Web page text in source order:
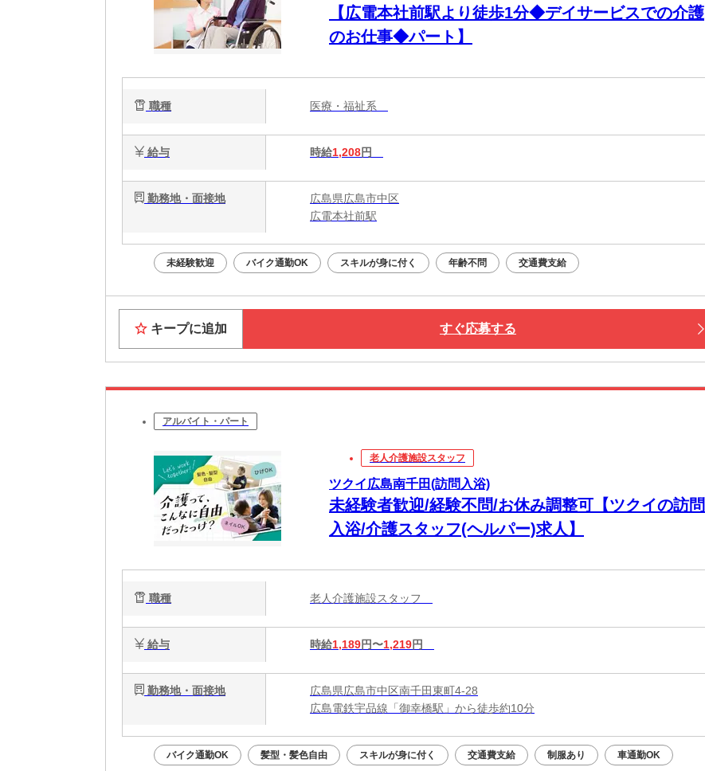
【広電本社前駅より徒歩1分◆デイサービスでの介護
のお仕事◆パート】
職種 医療・福祉系
給与 時給1,208円
勤務地・面接地
広島県広島市中区
広電本社前駅
未経験歓迎 バイク通勤OK スキルが身に付く 年齢不問 交通費支給
キープに追加 すぐ応募する
アルバイト・パート
老人介護施設スタッフ
ツクイ広島南千田(訪問入浴)
未経験者歓迎/経験不問/お休み調整可【ツクイの訪問
入浴/介護スタッフ(ヘルパー)求人】
職種 老人介護施設スタッフ
給与 時給1,189円〜1,219円
勤務地・面接地
広島県広島市中区南千田東町4-28
広島電鉄宇品線「御幸橋駅」から徒歩約10分
バイク通勤OK 髪型・髪色自由 スキルが身に付く 交通費支給 制服あり 車通勤OK